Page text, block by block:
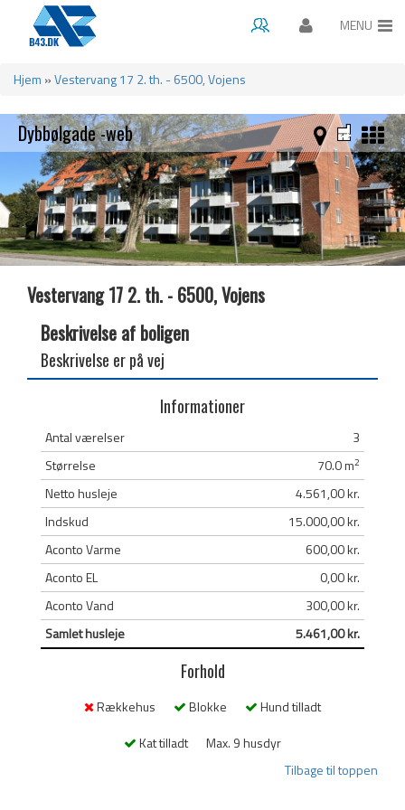
Gå til hovedindhold
MENU
Du er her
Hjem »Vestervang 17 2. th. - 6500, Vojens
Dybbølgade -web
Vestervang 17 2. th. - 6500, Vojens
Beskrivelse af boligen
Beskrivelse er på vej
Informationer
Antal værelser
3
Størrelse
70.0 m2
Netto husleje
4.561,00 kr.
Indskud
15.000,00 kr.
Aconto Varme
600,00 kr.
Aconto EL
0,00 kr.
Aconto Vand
300,00 kr.
Samlet husleje
5.461,00 kr.
Forhold
Rækkehus Blokke
Hund tilladt
Kat tilladt
Max. 9 husdyr
Tilbage til toppen